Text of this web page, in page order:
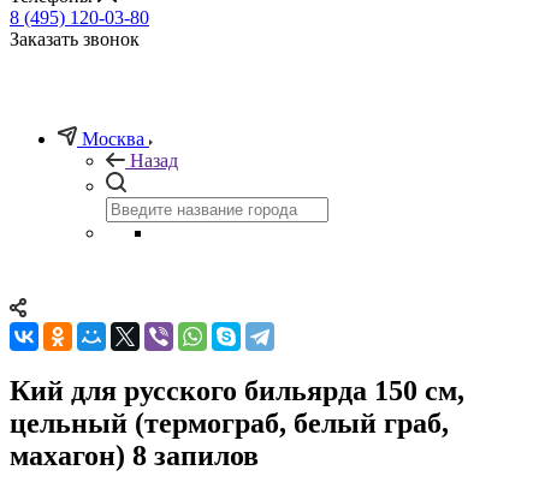
8 (495) 120-03-80
Заказать звонок
Москва
Назад
Кий для русского бильярда 150 см,
цельный (термограб, белый граб,
махагон) 8 запилов